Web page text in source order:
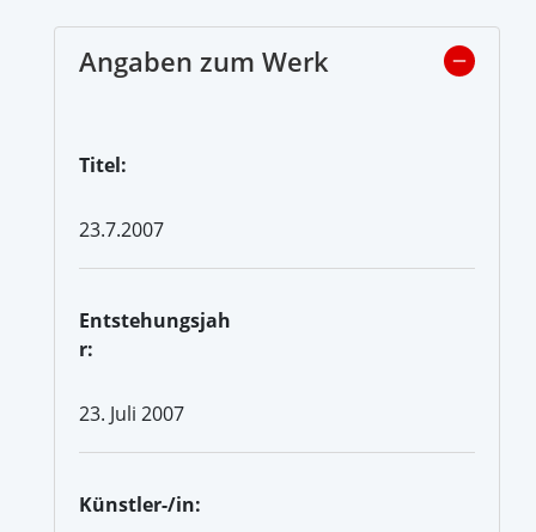
Angaben zum Werk
Titel:
23.7.2007
Entstehungsjah
r:
23. Juli 2007
Künstler-/in: